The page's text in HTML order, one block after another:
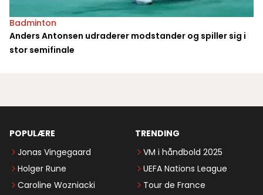
Badminton
Anders Antonsen udraderer modstander og spiller sig i
stor semifinale
POPULÆRE
Jonas Vingegaard
Holger Rune
Caroline Wozniacki
TRENDING
VM i håndbold 2025
UEFA Nations League
Tour de France